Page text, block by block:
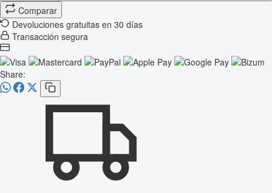
Comparar
Devoluciones gratuitas en 30 días
Transacción segura
Share: